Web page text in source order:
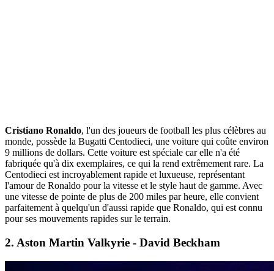
Cristiano Ronaldo, l'un des joueurs de football les plus célèbres au
monde, possède la Bugatti Centodieci, une voiture qui coûte environ
9 millions de dollars. Cette voiture est spéciale car elle n'a été
fabriquée qu'à dix exemplaires, ce qui la rend extrêmement rare. La
Centodieci est incroyablement rapide et luxueuse, représentant
l'amour de Ronaldo pour la vitesse et le style haut de gamme. Avec
une vitesse de pointe de plus de 200 miles par heure, elle convient
parfaitement à quelqu'un d'aussi rapide que Ronaldo, qui est connu
pour ses mouvements rapides sur le terrain.
2. Aston Martin Valkyrie - David Beckham